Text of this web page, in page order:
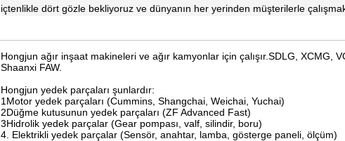
içtenlikle dört gözle bekliyoruz ve dünyanın her yerinden müşterilerle
Hongjun ağır inşaat makineleri ve ağır kamyonlar için çalışır.SDLG, XCMG,
Shaanxi FAW.
Hongjun yedek parçaları şunlardır:
1Motor yedek parçaları (Cummins, Shangchai, Weichai, Yuchai)
2Düğme kutusunun yedek parçaları (ZF Advanced Fast)
3Hidrolik yedek parçalar (Gear pompası, valf, silindir, boru)
4. Elektrikli yedek parçalar (Sensör, anahtar, lamba, gösterge paneli, ölçüm)